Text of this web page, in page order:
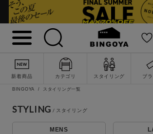
新着商品 カテゴリ スタイリング ブ
詳細検索
BINGOYA スタイリング一覧
STYLING
MENS